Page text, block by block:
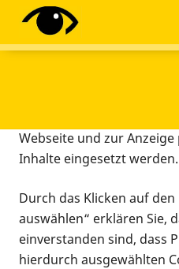
Diese Webseite setzt
Tracking-Tools ein. Dies
Webseite und zur
Inhalte eingesetzt werden.
Durch das Klicken auf den
auswählen“ erklären Sie,
einverstanden sind, dass
hierdurch ausgewählten